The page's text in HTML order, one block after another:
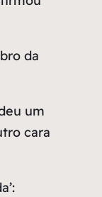
da
um
cara